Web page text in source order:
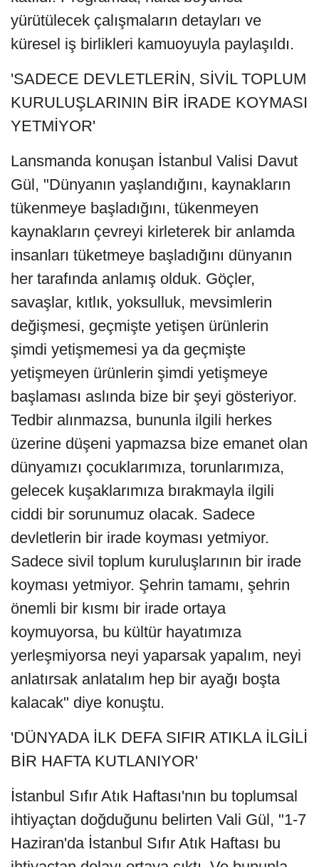
yürütülecek çalışmaların detayları ve
küresel iş birlikleri kamuoyuyla paylaşıldı.
'SADECE DEVLETLERİN, SİVİL TOPLUM
KURULUŞLARININ BİR İRADE KOYMASI
YETMİYOR'
Lansmanda konuşan İstanbul Valisi Davut
Gül, "Dünyanın yaşlandığını, kaynakların
tükenmeye başladığını, tükenmeyen
kaynakların çevreyi kirleterek bir anlamda
insanları tüketmeye başladığını dünyanın
her tarafında anlamış olduk. Göçler,
savaşlar, kıtlık, yoksulluk, mevsimlerin
değişmesi, geçmişte yetişen ürünlerin
şimdi yetişmemesi ya da geçmişte
yetişmeyen ürünlerin şimdi yetişmeye
başlaması aslında bize bir şeyi gösteriyor.
Tedbir alınmazsa, bununla ilgili herkes
üzerine düşeni yapmazsa bize emanet olan
dünyamızı çocuklarımıza, torunlarımıza,
gelecek kuşaklarımıza bırakmayla ilgili
ciddi bir sorunumuz olacak. Sadece
devletlerin bir irade koyması yetmiyor.
Sadece sivil toplum kuruluşlarının bir irade
koyması yetmiyor. Şehrin tamamı, şehrin
önemli bir kısmı bir irade ortaya
koymuyorsa, bu kültür hayatımıza
yerleşmiyorsa neyi yaparsak yapalım, neyi
anlatırsak anlatalım hep bir ayağı boşta
kalacak" diye konuştu.
'DÜNYADA İLK DEFA SIFIR ATIKLA İLGİLİ
BİR HAFTA KUTLANIYOR'
İstanbul Sıfır Atık Haftası'nın bu toplumsal
ihtiyaçtan doğduğunu belirten Vali Gül, "1-7
Haziran'da İstanbul Sıfır Atık Haftası bu